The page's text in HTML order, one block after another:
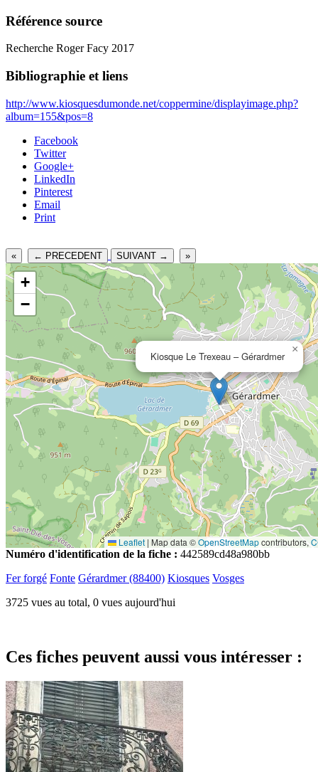
Référence source
Recherche Roger Facy 2017
Bibliographie et liens
http://www.kiosquesdumonde.net/coppermine/displayimage.php?
album=155&pos=8
Facebook
Twitter
Google+
LinkedIn
Pinterest
Email
Print
« ← PRECEDENT SUIVANT → »
Kiosque Le Trexeau – Gérardmer
×
+
−
Leaflet | Map data ©OpenStreetMapcontributors,
Numéro d'identification de la fiche : 442589cd48a980bb
Fer forgé Fonte Gérardmer (88400) Kiosques Vosges
3725 vues au total, 0 vues aujourd'hui
Ces fiches peuvent aussi vous intéresser :